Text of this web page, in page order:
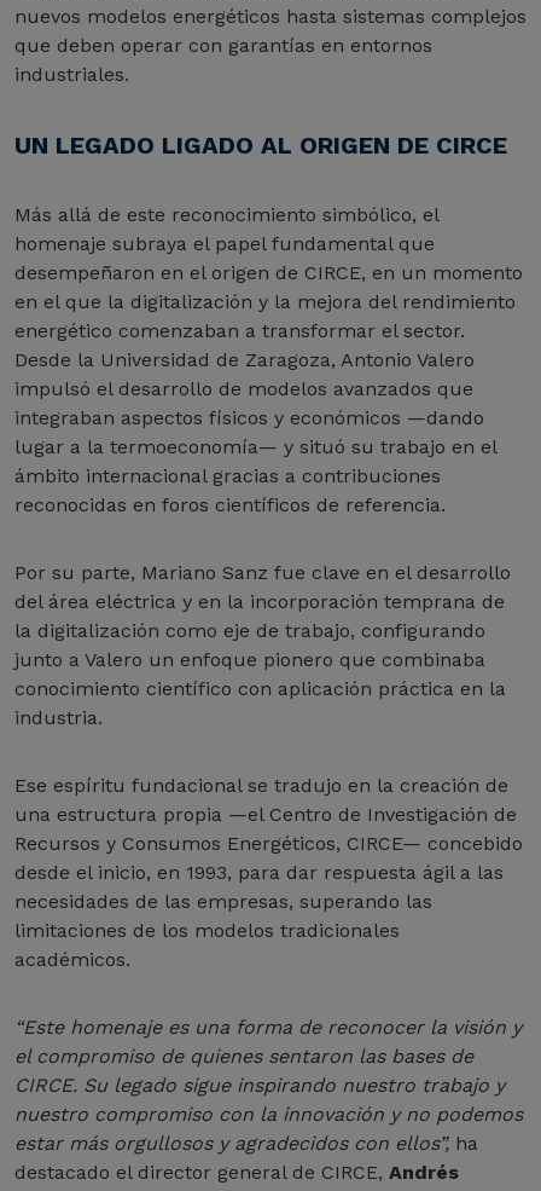
nuevos modelos energéticos hasta sistemas complejos
que deben operar con garantías en entornos
industriales.
UN LEGADO LIGADO AL ORIGEN DE CIRCE
Más allá de este reconocimiento simbólico, el
homenaje subraya el papel fundamental que
desempeñaron en el origen de CIRCE, en un momento
en el que la digitalización y la mejora del rendimiento
energético comenzaban a transformar el sector.
Desde la Universidad de Zaragoza, Antonio Valero
impulsó el desarrollo de modelos avanzados que
integraban aspectos físicos y económicos —dando
lugar a la termoeconomía— y situó su trabajo en el
ámbito internacional gracias a contribuciones
reconocidas en foros científicos de referencia.
Por su parte, Mariano Sanz fue clave en el desarrollo
del área eléctrica y en la incorporación temprana de
la digitalización como eje de trabajo, configurando
junto a Valero un enfoque pionero que combinaba
conocimiento científico con aplicación práctica en la
industria.
Ese espíritu fundacional se tradujo en la creación de
una estructura propia —el Centro de Investigación de
Recursos y Consumos Energéticos, CIRCE— concebido
desde el inicio, en 1993, para dar respuesta ágil a las
necesidades de las empresas, superando las
limitaciones de los modelos tradicionales
académicos.
“Este homenaje es una forma de reconocer la visión y
el compromiso de quienes sentaron las bases de
CIRCE. Su legado sigue inspirando nuestro trabajo y
nuestro compromiso con la innovación y no podemos
estar más orgullosos y agradecidos con ellos”, ha
destacado el director general de CIRCE, Andrés